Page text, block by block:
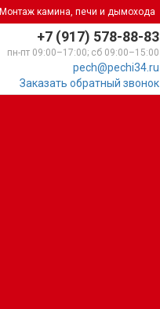
Монтаж камина, печи и дымохода
+7 (917) 578-88-83
пн-пт 09:00–17:00; сб 09:00–15:00
pech@pechi34.ru
Заказать обратный звонок